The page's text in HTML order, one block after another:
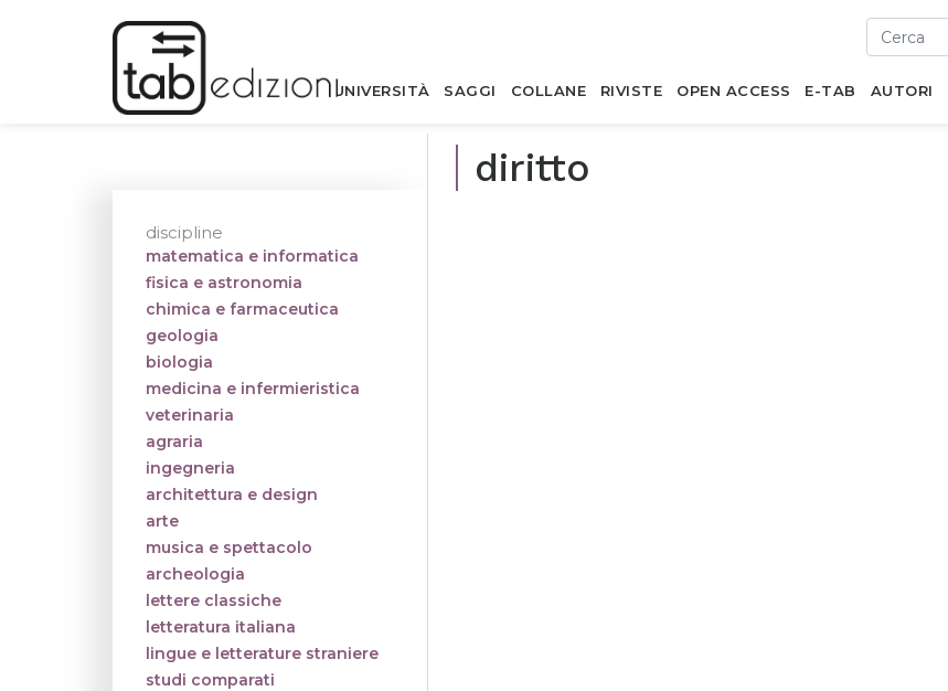
UNIVERSITÀ SAGGI COLLANE RIVISTE OPEN ACCESS E-TAB AUTORI
diritto
discipline
matematica e informatica
fisica e astronomia
chimica e farmaceutica
geologia
biologia
medicina e infermieristica
veterinaria
agraria
ingegneria
architettura e design
arte
musica e spettacolo
archeologia
lettere classiche
letteratura italiana
lingue e letterature straniere
studi comparati